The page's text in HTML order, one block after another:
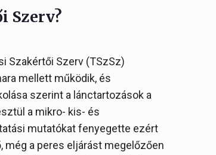
Szerv?
Szakértői Szerv (TSzSz)
mellett működik, és
szerint a lánctartozások a
a mikro- kis- és
mutatókat fenyegette ezért
a peres eljárást megelőzően